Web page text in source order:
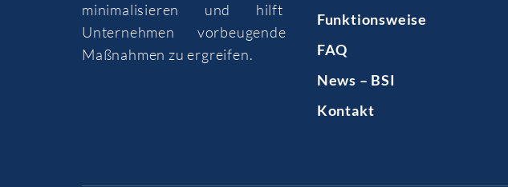
minimalisieren und hilft
Unternehmen vorbeugende
Maßnahmen zu ergreifen.
Funktionsweise
FAQ
News – BSI
Kontakt